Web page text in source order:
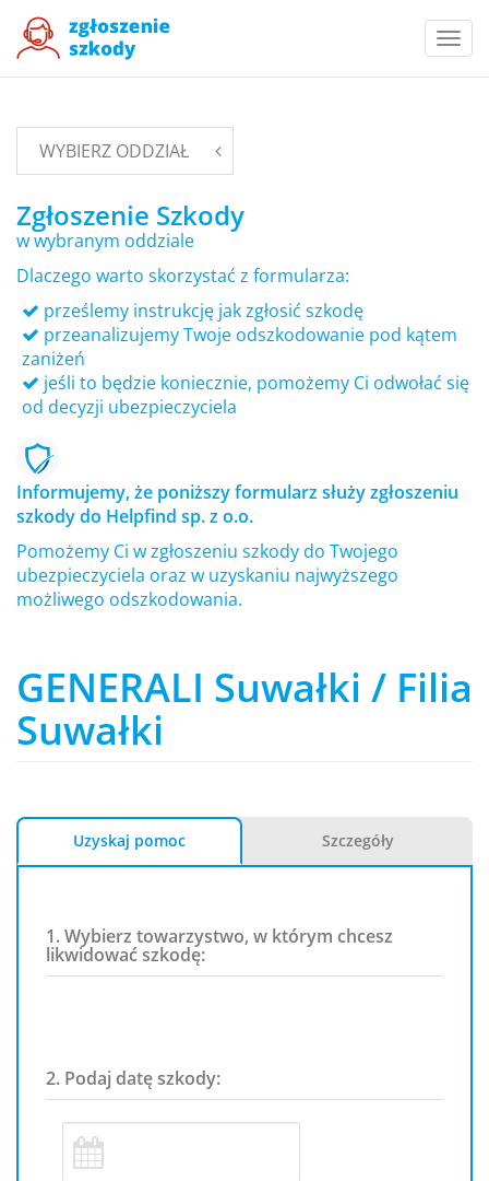
WYBIERZ ODDZIAŁ
Zgłoszenie Szkody
w wybranym oddziale
Dlaczego warto skorzystać z formularza:
prześlemy instrukcję jak zgłosić szkodę
przeanalizujemy Twoje odszkodowanie pod kątem
zaniżeń
jeśli to będzie koniecznie, pomożemy Ci odwołać się
od decyzji ubezpieczyciela
Informujemy, że poniższy formularz służy zgłoszeniu
szkody do Helpfind sp. z o.o.
Pomożemy Ci w zgłoszeniu szkody do Twojego
ubezpieczyciela oraz w uzyskaniu najwyższego
możliwego odszkodowania.
GENERALI Suwałki / Filia
Suwałki
Uzyskaj pomoc Szczegóły
1. Wybierz towarzystwo, w którym chcesz
likwidować szkodę:
2. Podaj datę szkody: